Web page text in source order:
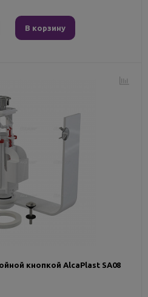
В корзину
кнопкой AlcaPlast SA08